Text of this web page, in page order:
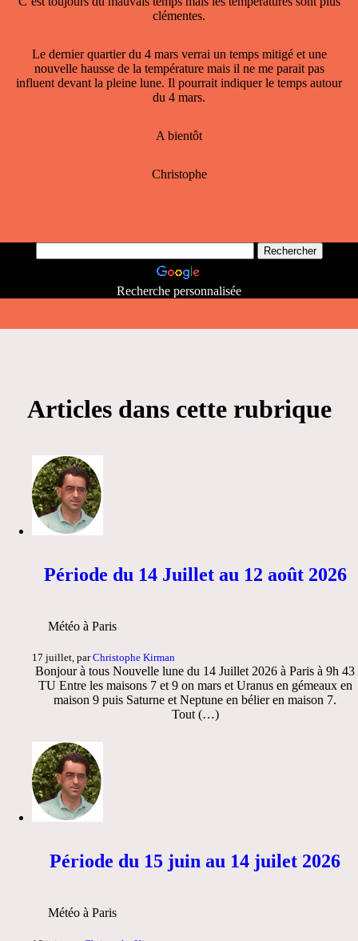
clémentes.
Le dernier quartier du 4 mars verrai un temps mitigé et une
nouvelle hausse de la température mais il ne me parait pas
influent devant la pleine lune. Il pourrait indiquer le temps autour
du 4 mars.
A bientôt
Christophe
Recherche personnalisée
Articles dans cette rubrique
Période du 14 Juillet au 12 août 2026
Météo à Paris
17 juillet, parChristophe Kirman
Bonjour à tous Nouvelle lune du 14 Juillet 2026 à Paris à 9h 43
TU Entre les maisons 7 et 9 on mars et Uranus en gémeaux en
maison 9 puis Saturne et Neptune en bélier en maison 7.
Tout (…)
Période du 15 juin au 14 juilet 2026
Météo à Paris